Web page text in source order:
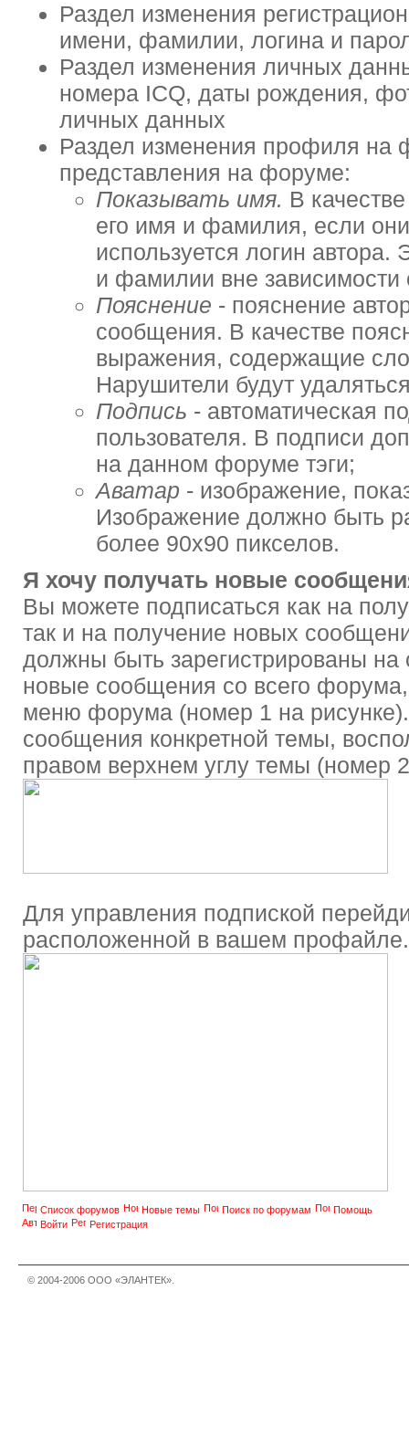
Раздел изменения
имени, фамилии, логина и
Раздел изменения личных
номера ICQ, даты рождения,
личных данных
Раздел изменения профиля на
представления на форуме:
Показывать имя. В
его имя и фамилия, если
используется логин
и фамилии вне зависимости
Пояснение - пояснение
сообщения. В качестве
выражения, содержащие
Нарушители будут
Подпись - автоматическая
пользователя. В подписи
на данном форуме тэги;
Аватар - изображение,
Изображение должно быть
более 90x90 пикселов.
Я хочу получать новые
Вы можете подписаться как на
так и на получение новых
должны быть зарегистрированы на
новые сообщения со всего
меню форума (номер 1 на
сообщения конкретной темы,
правом верхнем углу темы (номер
Для управления подпиской
расположенной в вашем профайле.
Список форумов Новые темы Поиск по форумам
Помощь
Войти
Регистрация
© 2004-2006 ООО «ЭЛАНТЕК».